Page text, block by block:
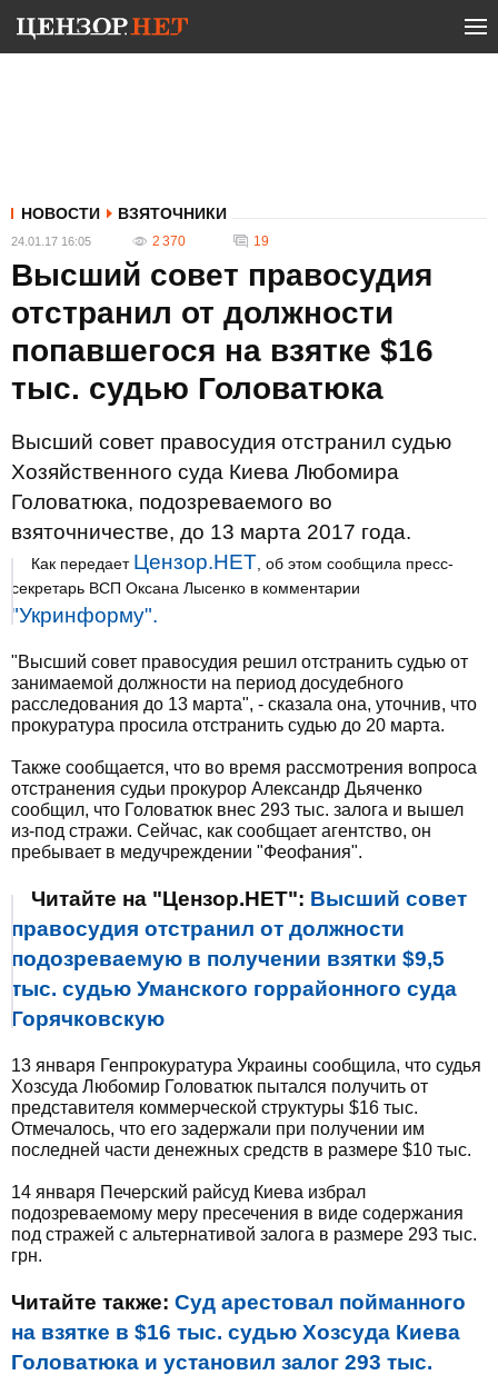
НОВОСТИ ВЗЯТОЧНИКИ
24.01.17 16:05 2 370 19
Высший совет правосудия
отстранил от должности
попавшегося на взятке $16
тыс. судью Головатюка
Высший совет правосудия отстранил судью
Хозяйственного суда Киева Любомира
Головатюка, подозреваемого во
взяточничестве, до 13 марта 2017 года.
Как передает Цензор.НЕТ , об этом сообщила пресс-
секретарь ВСП Оксана Лысенко в комментарии
"Укринформу".
"Высший совет правосудия решил отстранить судью от
занимаемой должности на период досудебного
расследования до 13 марта", - сказала она, уточнив, что
прокуратура просила отстранить судью до 20 марта.
Также сообщается, что во время рассмотрения вопроса
отстранения судьи прокурор Александр Дьяченко
сообщил, что Головатюк внес 293 тыс. залога и вышел
из-под стражи. Сейчас, как сообщает агентство, он
пребывает в медучреждении "Феофания".
Читайте на "Цензор.НЕТ": Высший совет
правосудия отстранил от должности
подозреваемую в получении взятки $9,5
тыс. судью Уманского горрайонного суда
Горячковскую
13 января Генпрокуратура Украины сообщила, что судья
Хозсуда Любомир Головатюк пытался получить от
представителя коммерческой структуры $16 тыс.
Отмечалось, что его задержали при получении им
последней части денежных средств в размере $10 тыс.
14 января Печерский райсуд Киева избрал
подозреваемому меру пресечения в виде содержания
под стражей с альтернативой залога в размере 293 тыс.
грн.
Читайте также: Суд арестовал пойманного
на взятке в $16 тыс. судью Хозсуда Киева
Головатюка и установил залог 293 тыс.